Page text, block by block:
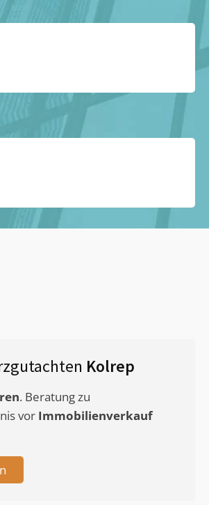
Kolrep
. Beratung zu
vor Immobilienverkauf